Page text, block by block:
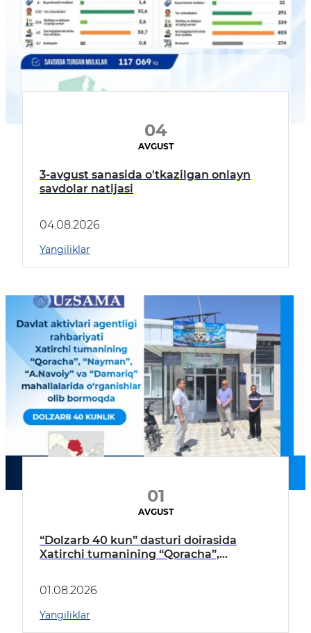
04
AVGUST
3-avgust sanasida o'tkazilgan onlayn
savdolar natijasi
04.08.2026
Yangiliklar
01
AVGUST
“Dolzarb 40 kun” dasturi doirasida
Xatirchi tumanining “Qoracha”,
borildi
01.08.2026
Yangiliklar